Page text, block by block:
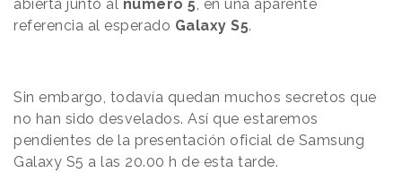
abierta junto al número 5, en una aparente
referencia al esperado Galaxy S5.
Sin embargo, todavía quedan muchos secretos que
no han sido desvelados. Así que estaremos
pendientes de la presentación oficial de Samsung
Galaxy S5 a las 20.00 h de esta tarde.